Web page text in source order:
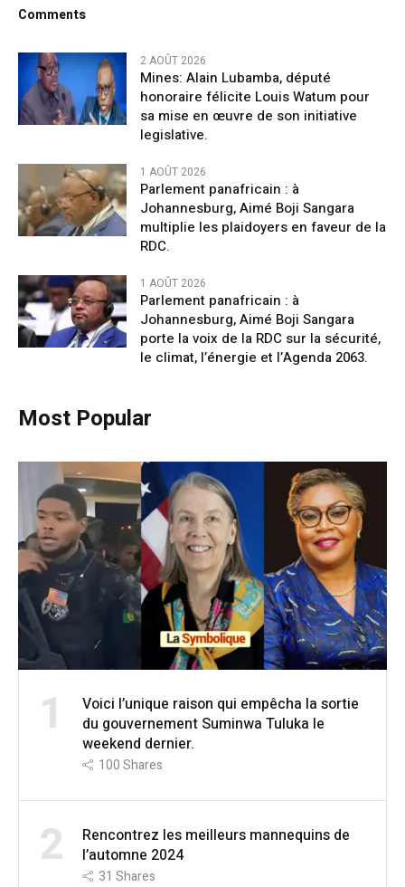
Comments
2 AOÛT 2026
Mines: Alain Lubamba, député
honoraire félicite Louis Watum pour
sa mise en œuvre de son initiative
legislative.
1 AOÛT 2026
Parlement panafricain : à
Johannesburg, Aimé Boji Sangara
multiplie les plaidoyers en faveur de la
RDC.
1 AOÛT 2026
Parlement panafricain : à
Johannesburg, Aimé Boji Sangara
porte la voix de la RDC sur la sécurité,
le climat, l’énergie et l’Agenda 2063.
Most Popular
1
Voici l’unique raison qui empêcha la sortie
du gouvernement Suminwa Tuluka le
weekend dernier.
100Shares
2
Rencontrez les meilleurs mannequins de
l’automne 2024
31 Shares